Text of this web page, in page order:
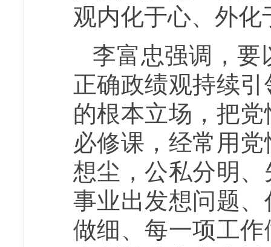
观内化于心、外化
李富忠强调，要
正确政绩观持续
的根本立场，把
必修课，经常用
想尘，公私分明
事业出发想问题
做细、每一项工